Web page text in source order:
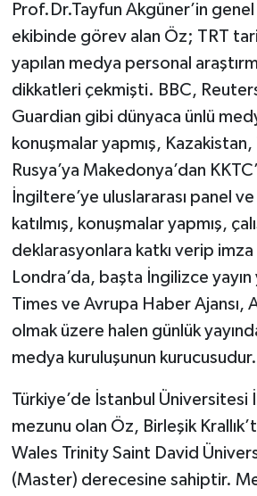
Prof.Dr.Tayfun Akgüner’in
ekibinde görev alan Öz; TRT
yapılan medya personal
dikkatleri çekmişti. BBC,
Guardian gibi dünyaca ünlü
konuşmalar yapmış,
Rusya’ya Makedonya’dan
İngiltere’ye uluslararası panel
katılmış, konuşmalar yapmış,
deklarasyonlara katkı verip imza
Londra’da, başta İngilizce
Times ve Avrupa Haber Ajansı,
olmak üzere halen günlük
medya kuruluşunun kurucusudur.
Türkiye’de İstanbul Üniversitesi
mezunu olan Öz, Birleşik
Wales Trinity Saint David
(Master) derecesine sahiptir.